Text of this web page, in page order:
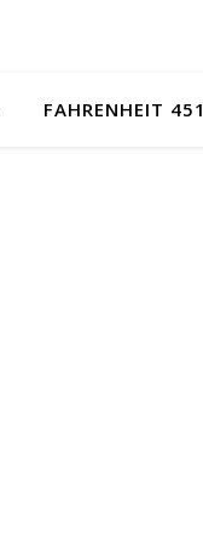
FAHRENHEIT 451